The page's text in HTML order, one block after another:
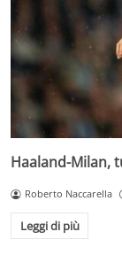
Haaland-Milan,
Roberto Naccarella
Leggi di più